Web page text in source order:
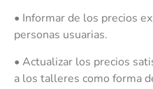
• Informar de los precios
personas usuarias.
• Actualizar los precios
a los talleres como forma